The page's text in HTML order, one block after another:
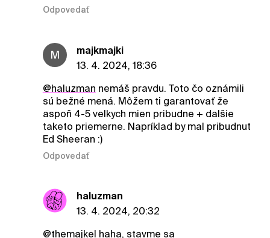
Odpovedať
M
majkmajki
13. 4. 2024, 18:36
@haluzman nemáš pravdu. Toto čo oznámili
sú bežné mená. Môžem ti garantovať že
aspoň 4-5 velkych mien pribudne + dalšie
taketo priemerne. Napríklad by mal pribudnut
Ed Sheeran :)
Odpovedať
haluzman
13. 4. 2024, 20:32
@themajkel haha, stavme sa